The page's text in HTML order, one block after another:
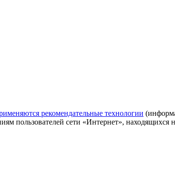
рекомендательные технологии
пользователей сети «Интернет»,